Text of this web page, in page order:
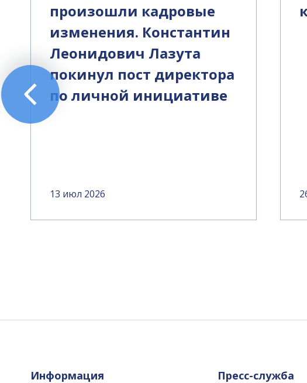
произошли кадровые
изменения. Константин
Леонидович Лазута
покинул пост директора
по личной инициативе
13 июл 2026
Информация Пресс-служба